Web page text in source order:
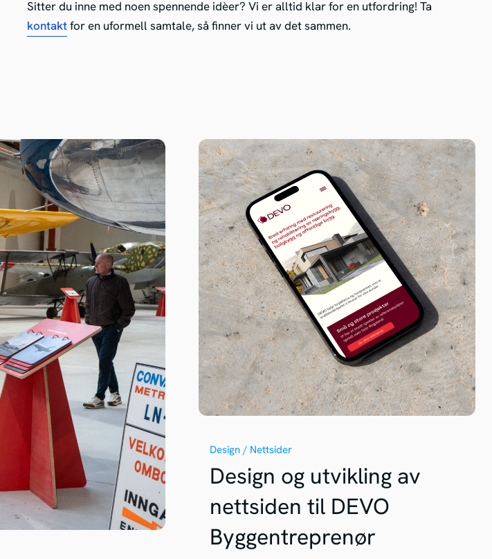
Sitter du inne med noen spennende idèer? Vi er alltid klar for en utfordring! Ta
kontakt for en uformell samtale, så finner vi ut av det sammen.
Design / Nettsider
Design og utvikling av
nettsiden til DEVO
Byggentreprenør